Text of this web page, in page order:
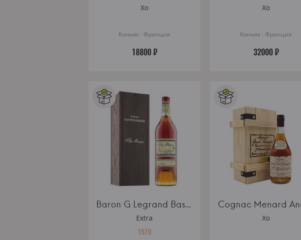
Xo
Коньяк · Франция
18800 ₽
Xo
Коньяк · Франция
32000 ₽
Baron G Legrand Bas Armagnac 1970 wooden box
Extra
1970
Xo